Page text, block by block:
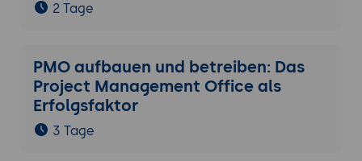
Formulare:
Kundenfeedback. Formular ausfüllen ->
automatisch Aufgabe in Stackfield
erstellt.
Vorlagen und wiederkehrende Strukturen:
2 Tage
PMO aufbauen und betreiben: Das
Project Management Office als
Erfolgsfaktor
3 Tage